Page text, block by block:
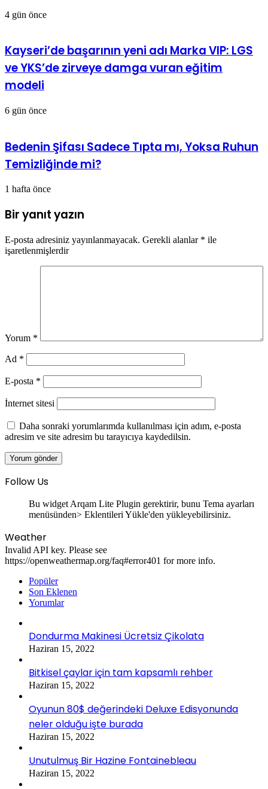
4 gün önce
Kayseri’de başarının yeni adı Marka VIP: LGS
ve YKS’de zirveye damga vuran eğitim
modeli
6 gün önce
Bedenin Şifası Sadece Tıpta mı, Yoksa Ruhun
Temizliğinde mi?
1 hafta önce
Bir yanıt yazın
E-posta adresiniz yayınlanmayacak. Gerekli alanlar * ile
işaretlenmişlerdir
Yorum *
Ad *
E-posta *
İnternet sitesi
Daha sonraki yorumlarımda kullanılması için adım, e-posta
adresim ve site adresim bu tarayıcıya kaydedilsin.
Follow Us
Bu widget Arqam Lite Plugin gerektirir, bunu Tema ayarları
menüsünden> Eklentileri Yükle'den yükleyebilirsiniz.
Weather
Invalid API key. Please see
https://openweathermap.org/faq#error401 for more info.
Popüler
Son Eklenen
Yorumlar
Dondurma Makinesi Ücretsiz Çikolata
Haziran 15, 2022
Bitkisel çaylar için tam kapsamlı rehber
Haziran 15, 2022
Oyunun 80$ değerindeki Deluxe Edisyonunda
neler olduğu işte burada
Haziran 15, 2022
Unutulmuş Bir Hazine Fontainebleau
Haziran 15, 2022